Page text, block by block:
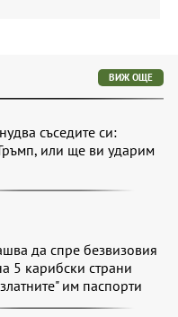
ВИЖ ОЩЕ
съседите си:
или ще ви ударим
да спре безвизовия
5 карибски страни
им паспорти